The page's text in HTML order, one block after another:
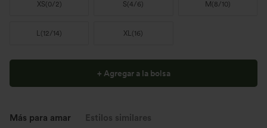
XS(0/2) S(4/6) M (8/10)
L(12/14) XL(16)
+ Agregar a la bolsa
Más para amar Estilos similares